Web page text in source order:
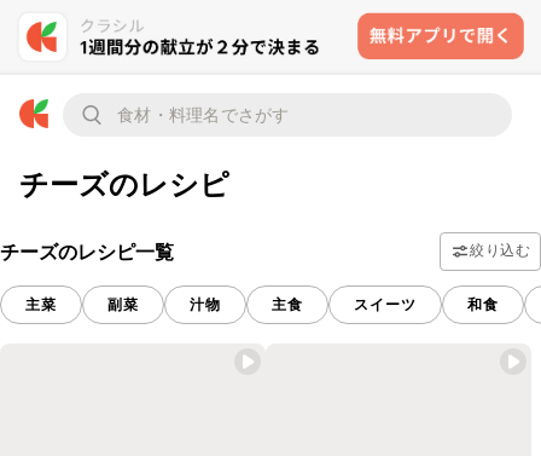
チーズのレシピ
チーズのレシピ一覧 絞り込む
主菜 副菜 汁物 主食 スイーツ 和食